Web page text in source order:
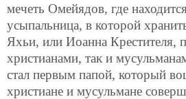
мечеть Омейядов, где
усыпальница, в которой
Яхьи, или Иоанна Крестителя,
христианами, так и
стал первым папой, который
христиане и мусульмане